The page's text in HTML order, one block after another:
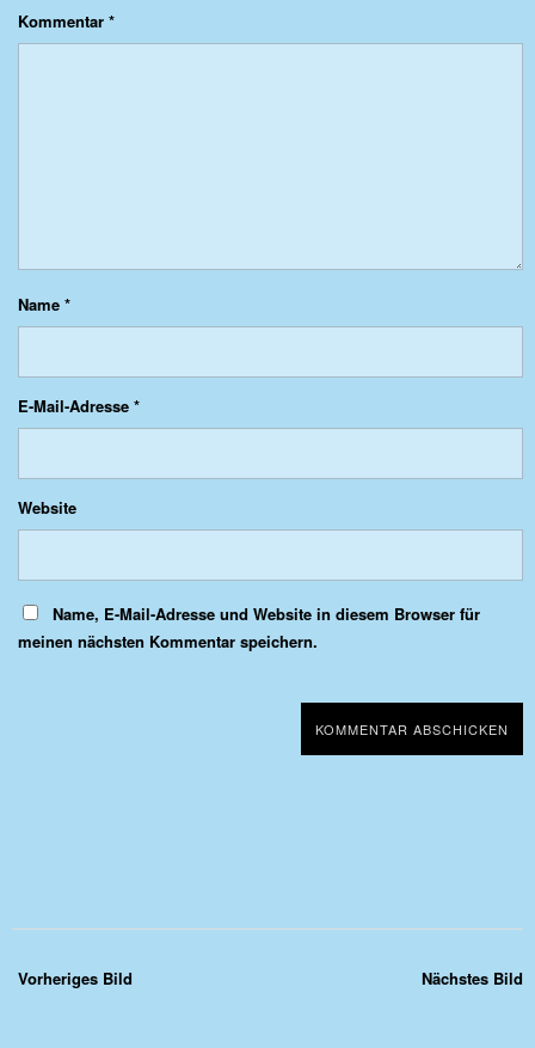
Kommentar *
Name *
E-Mail-Adresse *
Website
Name, E-Mail-Adresse und Website in diesem Browser für
meinen nächsten Kommentar speichern.
Nächstes Bild
Vorheriges Bild